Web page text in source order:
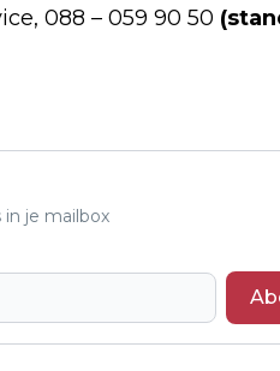
088 – 059 90 50
je mailbox